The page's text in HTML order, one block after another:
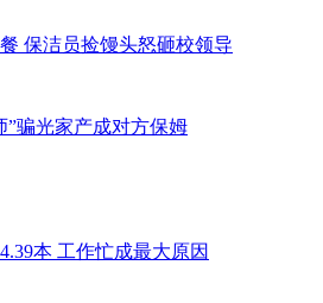
保洁员捡馒头怒砸校领导
”骗光家产成对方保姆
本 工作忙成最大原因